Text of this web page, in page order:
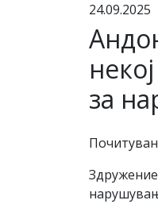
24.09.2025
за